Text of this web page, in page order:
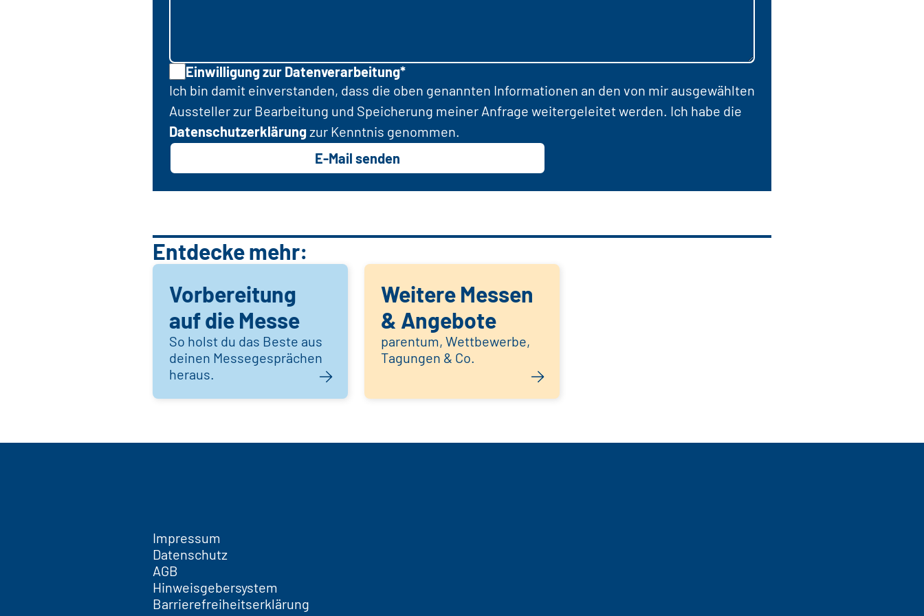
Einwilligung zur Datenverarbeitung*
Ich bin damit einverstanden, dass die oben genannten Informationen an den von mir ausgewählten
Aussteller zur Bearbeitung und Speicherung meiner Anfrage weitergeleitet werden. Ich habe die
Datenschutzerklärungzur Kenntnis genommen.
E-Mail senden
Entdecke mehr:
Vorbereitung
auf die Messe
So holst du das Beste aus
deinen Messegesprächen
heraus.
Weitere Messen
& Angebote
parentum, Wettbewerbe,
Tagungen & Co.
Impressum
Datenschutz
AGB
Hinweisgebersystem
Barrierefreiheitserklärung